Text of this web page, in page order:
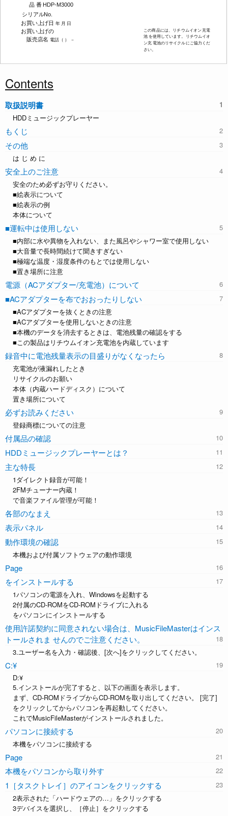
品 番 HDP-M3000
シリアルNo.
お買い上げ日年 月 日
お買い上げの
販売店名 電話（ ） －
この商品には、リチウムイオン充電
池 を使用しています。リチウムイオ
ン充 電池のリサイクルにご協力くだ
さい。
Contents
取扱説明書
HDDミュージックプレーヤー
もくじ
その他
は じ め に
安全上のご注意
安全のため必ずお守りください。
■絵表示について
■絵表示の例
本体について
■運転中は使用しない
■内部に水や異物を入れない、また風呂やシャワー室で使用しない
■大音量で長時間続けて聞きすぎない
■極端な温度・湿度条件のもとでは使用しない
■置き場所に注意
電源（ACアダプター/充電池）について
■ACアダプターを布でおおったりしない
■ACアダプターを抜くときの注意
■ACアダプターを使用しないときの注意
■本機のデータを消去するときは、電池残量の確認をする
■この製品はリチウムイオン充電池を内蔵しています
録音中に電池残量表示の目盛りがなくなったら
充電池が液漏れしたとき
リサイクルのお願い
本体（内蔵ハードディスク）について
置き場所について
必ずお読みください
登録商標についての注意
付属品の確認
HDDミュージックプレーヤーとは？
主な特長
1ダイレクト録音が可能！
2FMチューナー内蔵！
で音楽ファイル管理が可能！
各部のなまえ
表示パネル
動作環境の確認
本機および付属ソフトウェアの動作環境
Page
をインストールする
1パソコンの電源を入れ、Windowsを起動する
2付属のCD-ROMをCD-ROMドライブに入れる
をパソコンにインストールする
使用許諾契約に同意されない場合は、MusicFileMasterはインス
トールされま せんのでご注意ください。
3.ユーザー名を入力・確認後、[次へ]をクリックしてください。
C:¥
D:¥
5.インストールが完了すると、以下の画面を表示します。
まず、CD-ROMドライブからCD-ROMを取り出してください。 [完了]
をクリックしてからパソコンを再起動してください。
これでMusicFileMasterがインストールされました。
パソコンに接続する
本機をパソコンに接続する
Page
本機をパソコンから取り外す
1［タスクトレイ］のアイコンをクリックする
2表示された「ハードウェアの…」をクリックする
3デバイスを選択し、［停止］をクリックする